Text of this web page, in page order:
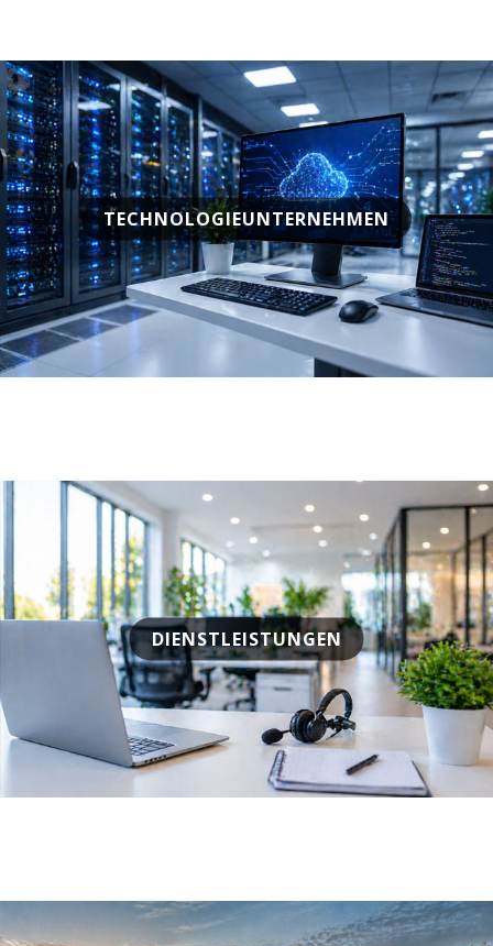
TECHNOLOGIEUNTERNEHMEN
DIENSTLEISTUNGEN